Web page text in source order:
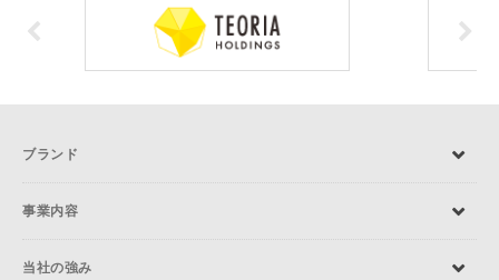
ブランド
事業内容
当社の強み